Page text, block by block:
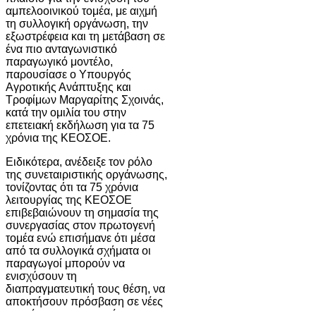
αμπελοοινικού τομέα, με αιχμή
τη συλλογική οργάνωση, την
εξωστρέφεια και τη μετάβαση σε
ένα πιο ανταγωνιστικό
παραγωγικό μοντέλο,
παρουσίασε ο Υπουργός
Αγροτικής Ανάπτυξης και
Τροφίμων Μαργαρίτης Σχοινάς,
κατά την ομιλία του στην
επετειακή εκδήλωση για τα 75
χρόνια της ΚΕΟΣΟΕ.
Ειδικότερα, ανέδειξε τον ρόλο
της συνεταιριστικής οργάνωσης,
τονίζοντας ότι τα 75 χρόνια
λειτουργίας της ΚΕΟΣΟΕ
επιβεβαιώνουν τη σημασία της
συνεργασίας στον πρωτογενή
τομέα ενώ επισήμανε ότι μέσα
από τα συλλογικά σχήματα οι
παραγωγοί μπορούν να
ενισχύσουν τη
διαπραγματευτική τους θέση, να
αποκτήσουν πρόσβαση σε νέες